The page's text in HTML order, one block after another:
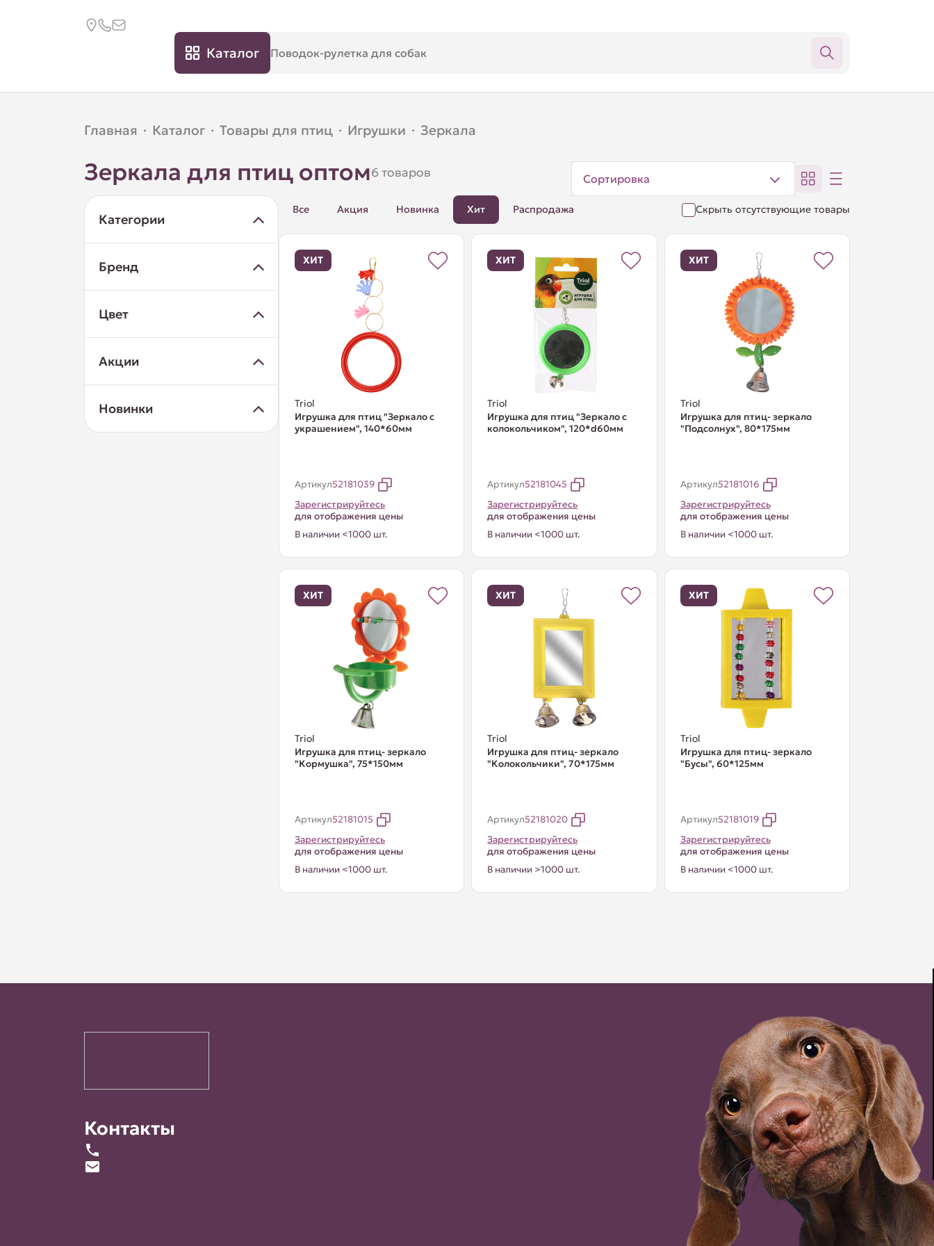
Каталог
Главная · Каталог · Товары для птиц · Игрушки · Зеркала
Зеркала для птиц оптом6 товаров Сортировка
Категории
Бренд
Цвет
Акции
Новинки
Все Акция Новинка Хит Распродажа Скрыть отсутствующие товары
ХИТ
Triol
Игрушка для птиц "Зеркало с
украшением", 140*60мм
Артикул52181039
Зарегистрируйтесь
для отображения цены
В наличии <1000 шт.
ХИТ
Triol
Игрушка для птиц "Зеркало с
колокольчиком", 120*d60мм
Артикул52181045
Зарегистрируйтесь
для отображения цены
В наличии <1000 шт.
ХИТ
Triol
Игрушка для птиц- зеркало
"Подсолнух", 80*175мм
Артикул52181016
Зарегистрируйтесь
для отображения цены
В наличии <1000 шт.
ХИТ
Triol
Игрушка для птиц- зеркало
"Кормушка", 75*150мм
Артикул52181015
Зарегистрируйтесь
для отображения цены
В наличии <1000 шт.
ХИТ
Triol
Игрушка для птиц- зеркало
"Колокольчики", 70*175мм
Артикул52181020
Зарегистрируйтесь
для отображения цены
В наличии >1000 шт.
ХИТ
Triol
Игрушка для птиц- зеркало
"Бусы", 60*125мм
Артикул52181019
Зарегистрируйтесь
для отображения цены
В наличии <1000 шт.
Контакты